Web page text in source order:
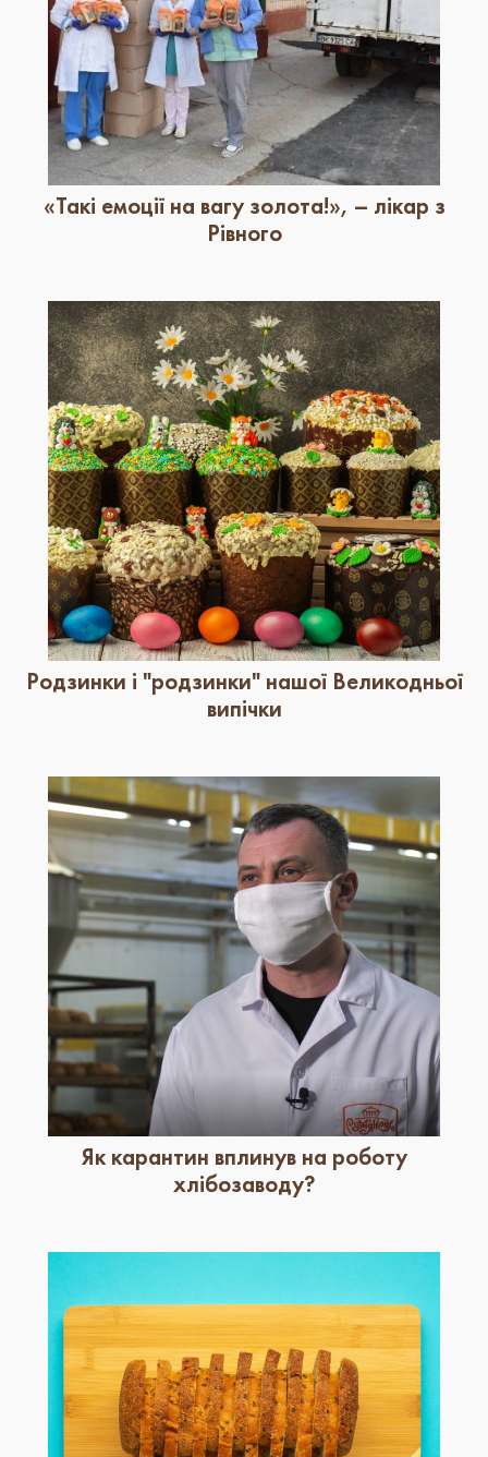
«Такі емоції на вагу золота!», – лікар з
Рівного
Родзинки і "родзинки" нашої Великодньої
випічки
Як карантин вплинув на роботу
хлібозаводу?